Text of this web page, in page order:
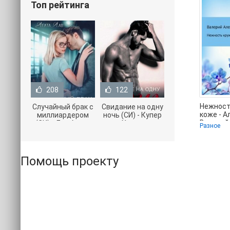
коже -
Валерий
Разное
Топ рейтинга
208
Случайный брак с
миллиардером
(СИ) - Лав Агата
122
Свидание на одну
ночь (СИ) - Купер
Хелен
Помощь проекту